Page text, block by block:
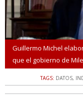
Guillermo Michel
que el gobierno de
TAGS: DATOS,